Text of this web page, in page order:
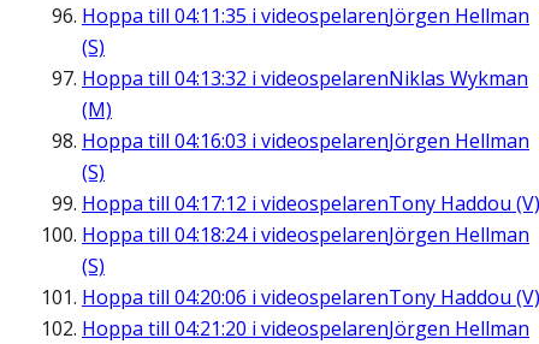
Hoppa till 04:11:35 i videospelarenJörgen Hellman
(S)
Hoppa till 04:13:32 i videospelarenNiklas Wykman
(M)
Hoppa till 04:16:03 i videospelarenJörgen Hellman
(S)
Hoppa till 04:17:12 i videospelarenTony Haddou (V)
Hoppa till 04:18:24i videospelarenJörgen Hellman
(S)
Hoppa till 04:20:06 i videospelarenTony Haddou (V)
Hoppa till 04:21:20 i videospelarenJörgen Hellman